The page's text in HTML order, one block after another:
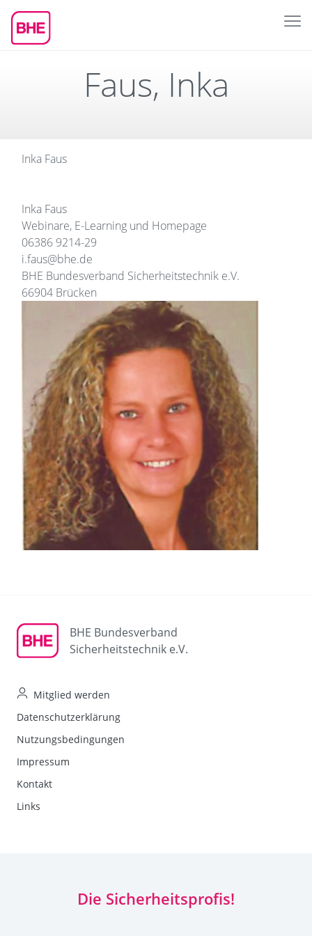
Faus, Inka
Inka Faus
Inka Faus
Webinare, E-Learning und Homepage
06386 9214-29
i.faus@bhe.de
BHE Bundesverband Sicherheitstechnik e.V.
66904 Brücken
BHE Bundesverband
Sicherheitstechnik e.V.
Mitglied werden
Datenschutzerklärung
Nutzungsbedingungen
Impressum
Kontakt
Links
Die Sicherheitsprofis!